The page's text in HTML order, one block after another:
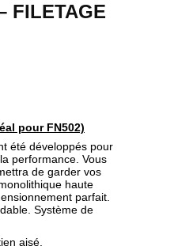
FILETAGE
pour FN502)
été développés pour
performance. Vous
de garder vos
haute
parfait.
Système de
aisé.